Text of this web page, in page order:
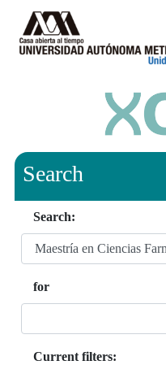
Search
Search:
for
Current filters: